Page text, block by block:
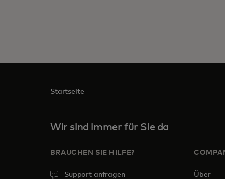
Startseite
Wir sind immer für Sie da
BRAUCHEN SIE HILFE?
Support anfragen
Über